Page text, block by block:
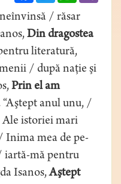
/ răsar
Din dragostea
literatură,
/ după naţie şi
Prin el am
“Aştept anul unu, /
istoriei mari
mea de pe-
iartă-mă pentru
Isanos,Aştept